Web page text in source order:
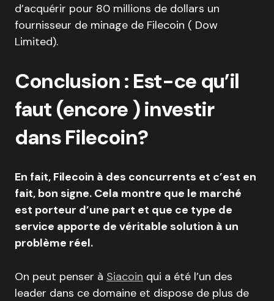
d’acquérir pour 80 millions de dollars un
fournisseur de minage de Filecoin ( Dow
Limited).
Conclusion : Est-ce qu’il
faut (encore ) investir
dans Filecoin?
En fait, Filecoin à des concurrents et c’est en
fait, bon signe. Cela montre que le marché
est porteur d’une part et que ce type de
service apporte de véritable solution à un
problème réel.
On peut penser à Siacoin qui a été l’un des
leader dans ce domaine et dispose de plus de